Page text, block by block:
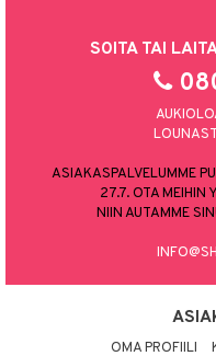
SOITA TAI
ASIAKASPALVELUMME
27.7. OTA MEIHIN
NIIN AUTAMME
OMA PROFIILI